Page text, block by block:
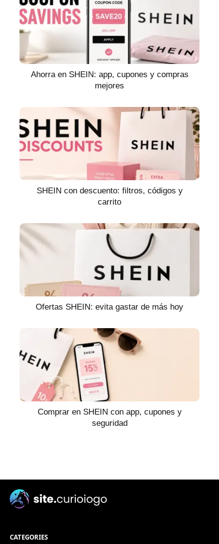
Ahorra en SHEIN: app, cupones y compras
mejores
SHEIN con descuento: filtros, códigos y
carrito
Ofertas SHEIN: evita gastar de más hoy
Comprar en SHEIN con app, cupones y
seguridad
CATEGORIES